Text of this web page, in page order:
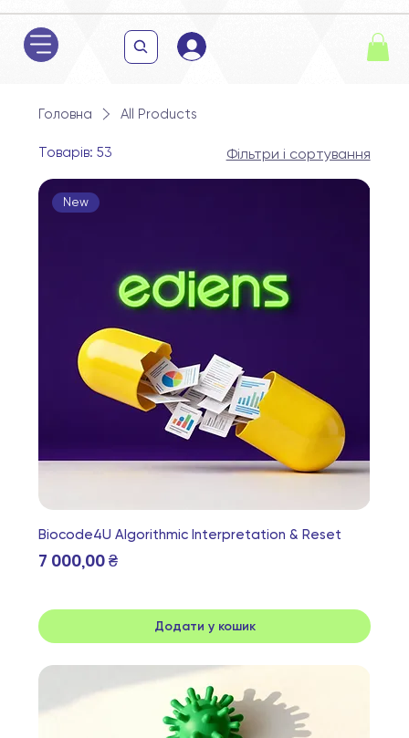
Головна All Products
Товарів: 53 Фільтри і сортування
New
Biocode4U Algorithmic Interpretation & Reset
Ціна
7 000,00 ₴
Додати у кошик